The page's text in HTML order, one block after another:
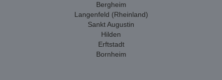
Bergheim
Langenfeld (Rheinland)
Sankt Augustin
Hilden
Erftstadt
Bornheim